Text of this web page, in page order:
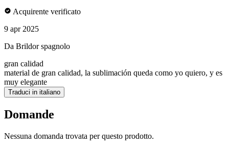
Acquirente verificato
9 apr 2025
Da Brildor spagnolo
gran calidad
material de gran calidad, la sublimación queda como yo quiero, y es
muy elegante
Traduci in italiano
Domande
Nessuna domanda trovata per questo prodotto.